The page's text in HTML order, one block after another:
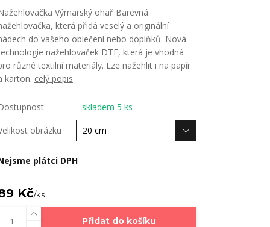
Výmarský ohař Barevná
která přidá veselý a originální
do vašeho oblečení nebo doplňků. Nová
nažehlovaček DTF, která je vhodná
různé textilní materiály. Lze nažehlit i na papír
karton. celý popis
skladem 5 ks
obrázku
plátci DPH
Kč/ks
Přidat do košíku